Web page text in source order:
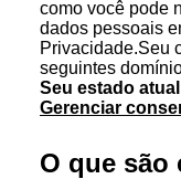
como você pode
dados pessoais
Privacidade.Seu
seguintes
Seu estado
Gerenciar
O que são